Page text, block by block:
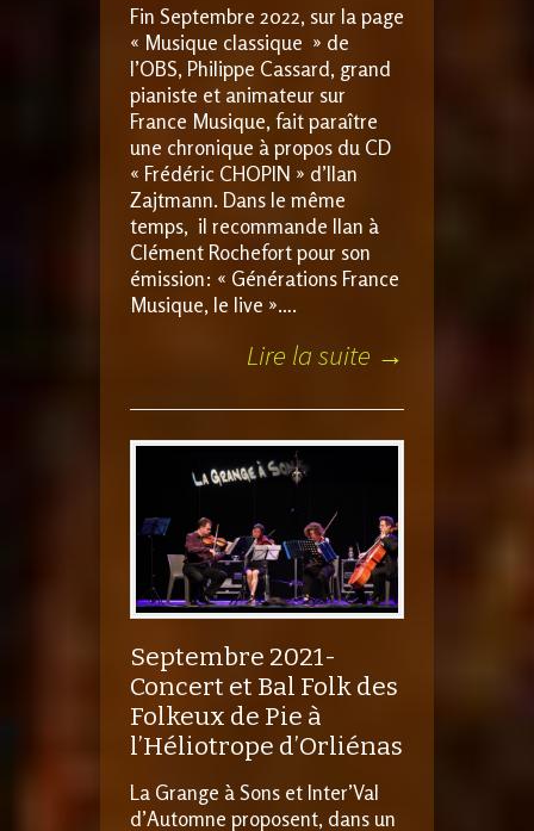
Fin Septembre 2022, sur la page
« Musique classique » de
l’OBS, Philippe Cassard, grand
pianiste et animateur sur
France Musique, fait paraître
une chronique à propos du CD
« Frédéric CHOPIN » d’Ilan
Zajtmann. Dans le même
temps, il recommande Ilan à
Clément Rochefort pour son
émission: « Générations France
Musique, le live »….
Lire la suite →
Septembre 2021-
Concert et Bal Folk des
Folkeux de Pie à
l’Héliotrope d’Orliénas
La Grange à Sons et Inter’Val
d’Automne proposent, dans un